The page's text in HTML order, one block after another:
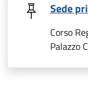
Sede
Corso
Palazzo